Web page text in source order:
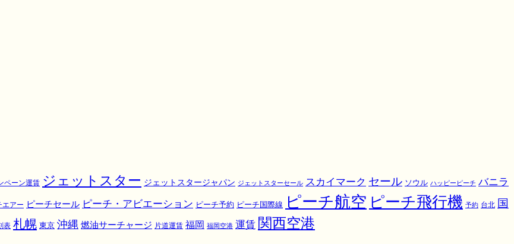
ペーン運賃 ジェットスター ジェットスタージャパン ジェットスターセール スカイマーク セール ソウル ハッピーピーチ バニラ
エアー ピーチセール ピーチ・アビエーション ピーチ予約 ピーチ国際線 ピーチ航空 ピーチ飛行機 予約 台北 国
表 札幌 東京 沖縄 燃油サーチャージ 片道運賃 福岡 福岡空港 運賃 関西空港